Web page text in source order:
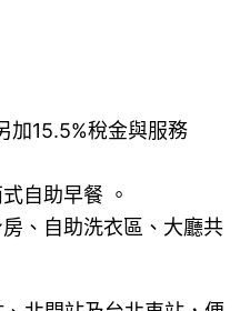
加15.5%稅金與服務
自助早餐 。
、自助洗衣區、大廳共